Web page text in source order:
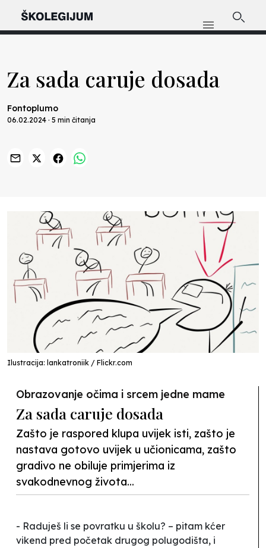
Za sada caruje dosada
Fontoplumo
06.02.2024 · 5 min čitanja
Ilustracija: lankatroniik / Flickr.com
Obrazovanje očima i srcem jedne mame
Za sada caruje dosada
Zašto je raspored klupa uvijek isti, zašto je
nastava gotovo uvijek u učionicama, zašto
gradivo ne obiluje primjerima iz
svakodnevnog života...
- Raduješ li se povratku u školu? – pitam kćer
vikend pred početak drugog polugodišta, i